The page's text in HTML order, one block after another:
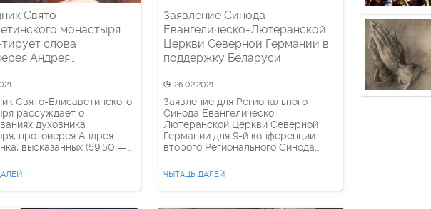
Свято-
монастыря
слова
Андрея
любить нельзя»
Свято-Елисаветинского
рассуждает о
духовника
протоиерея Андрея
высказанных (59:50 —
В частности,
заявил, что врагов
христианину нельзя
Заявление Синода
Евангелическо-Лютеранской
Церкви Северной Германии в
поддержку Беларуси
26.02.2021
Заявление для Регионального
Синода Евангелическо-
Лютеранской Церкви Северной
Германии для 9-й конференции
второго Регионального Синода
Комиссии по справедливости,
миру и сохранения творения для
резолюции по ситуации в Беларуси
ЧЫТАЦЬ ДАЛЕЙ